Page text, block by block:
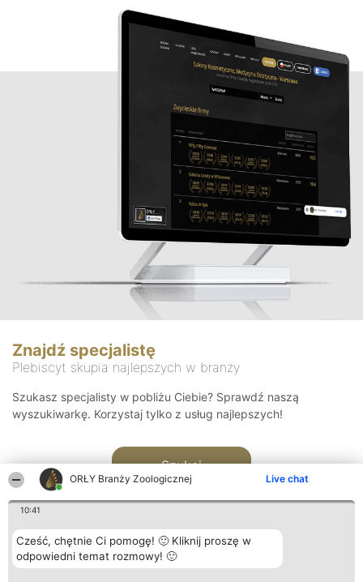
ORŁY Branży Zoologicznej Live chat
10:41
Cześć, chętnie Ci pomogę! 🙂 Kliknij proszę w
odpowiedni temat rozmowy! 🙂
Znajdź specjalistę
Plebiscyt skupia najlepszych w branży
Szukasz specjalisty w pobliżu Ciebie? Sprawdź naszą
wyszukiwarkę. Korzystaj tylko z usług najlepszych!
Szukaj